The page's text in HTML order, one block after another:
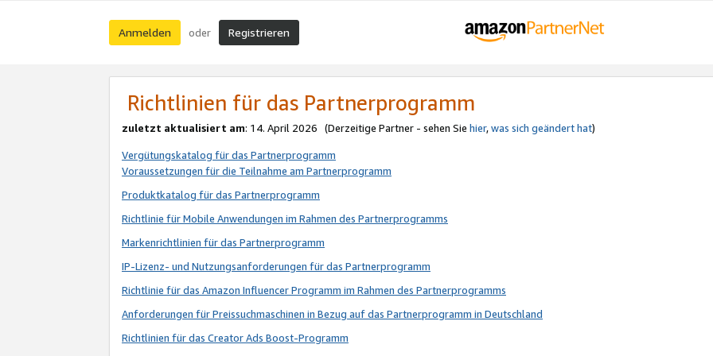
Anmelden oder Registrieren
Richtlinien für das Partnerprogramm
zuletzt aktualisiert am: 14. April 2026 (Derzeitige Partner - sehen Sie hier,was sich geändert hat)
Vergütungskatalog für das Partnerprogramm
Voraussetzungen für die Teilnahme am Partnerprogramm
Produktkatalog für das Partnerprogramm
Richtlinie für Mobile Anwendungen im Rahmen des Partnerprogramms
Markenrichtlinien für das Partnerprogramm
IP-Lizenz- und Nutzungsanforderungen für das Partnerprogramm
Richtlinie für das Amazon Influencer Programm im Rahmen des Partnerprogramms
Anforderungen für Preissuchmaschinen in Bezug auf das Partnerprogramm in Deutschland
Richtlinien für das Creator Ads Boost-Programm